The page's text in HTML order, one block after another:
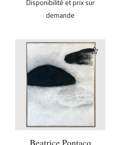
Disponibilité et prix sur
demande